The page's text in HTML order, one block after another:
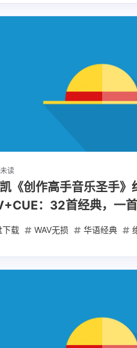
未读
《创作高手音乐圣手》
：32首经典，一
下载 WAV无损 华语经典